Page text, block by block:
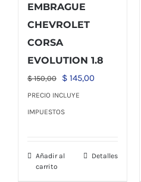
EMBRAGUE
CHEVROLET
CORSA
EVOLUTION 1.8
$150,00
El
precio
original
$ 145,00El
PRECIO INCLUYE
IMPUESTOS
Añadir al
carrito
Detalles